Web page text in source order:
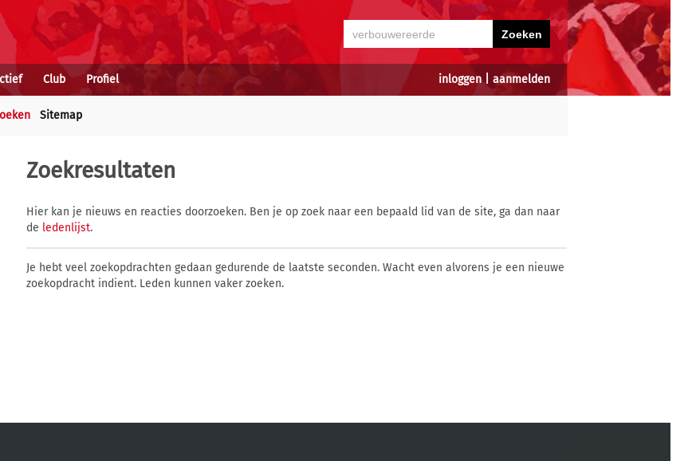
inloggen| aanmelden
Club Profiel
Sitemap
Zoekresultaten
Hier kan je nieuws en reacties doorzoeken. Ben je op zoek naar een bepaald lid van de site, ga dan naar
de ledenlijst.
Je hebt veel zoekopdrachten gedaan gedurende de laatste seconden. Wacht even alvorens je een nieuwe
zoekopdracht indient. Leden kunnen vaker zoeken.